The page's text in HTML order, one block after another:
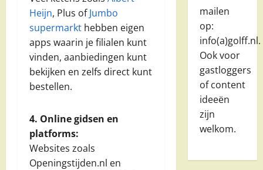
Heijn, Plus ofJumbo
supermarkt hebben eigen
apps waarin je filialen kunt
vinden, aanbiedingen kunt
bekijken en zelfs direct kunt
bestellen.
4. Online gidsen en
platforms:
Websites zoals
Openingstijden.nl en
mailen
op:
info(a)golff.nl.
Ook voor
gastloggers
of content
ideeën
zijn
welkom.